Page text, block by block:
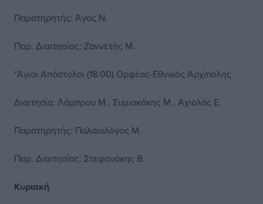
Παρατηρητής: Άγας Ν.
Παρ. Διαιτησίας: Ζαννετής Μ.
*Άγιοι Απόστολοι (18:00) Ορφέας-Εθνικός Αρχίπολης
Διαιτησία: Λάμπρου Μ., Συμιακάκης Μ., Αχιολάς Ε.
Παρατηρητής: Παλαιολόγος Μ.
Παρ. Διαιτησίας: Στεφανάκης Β.
Κυριακή